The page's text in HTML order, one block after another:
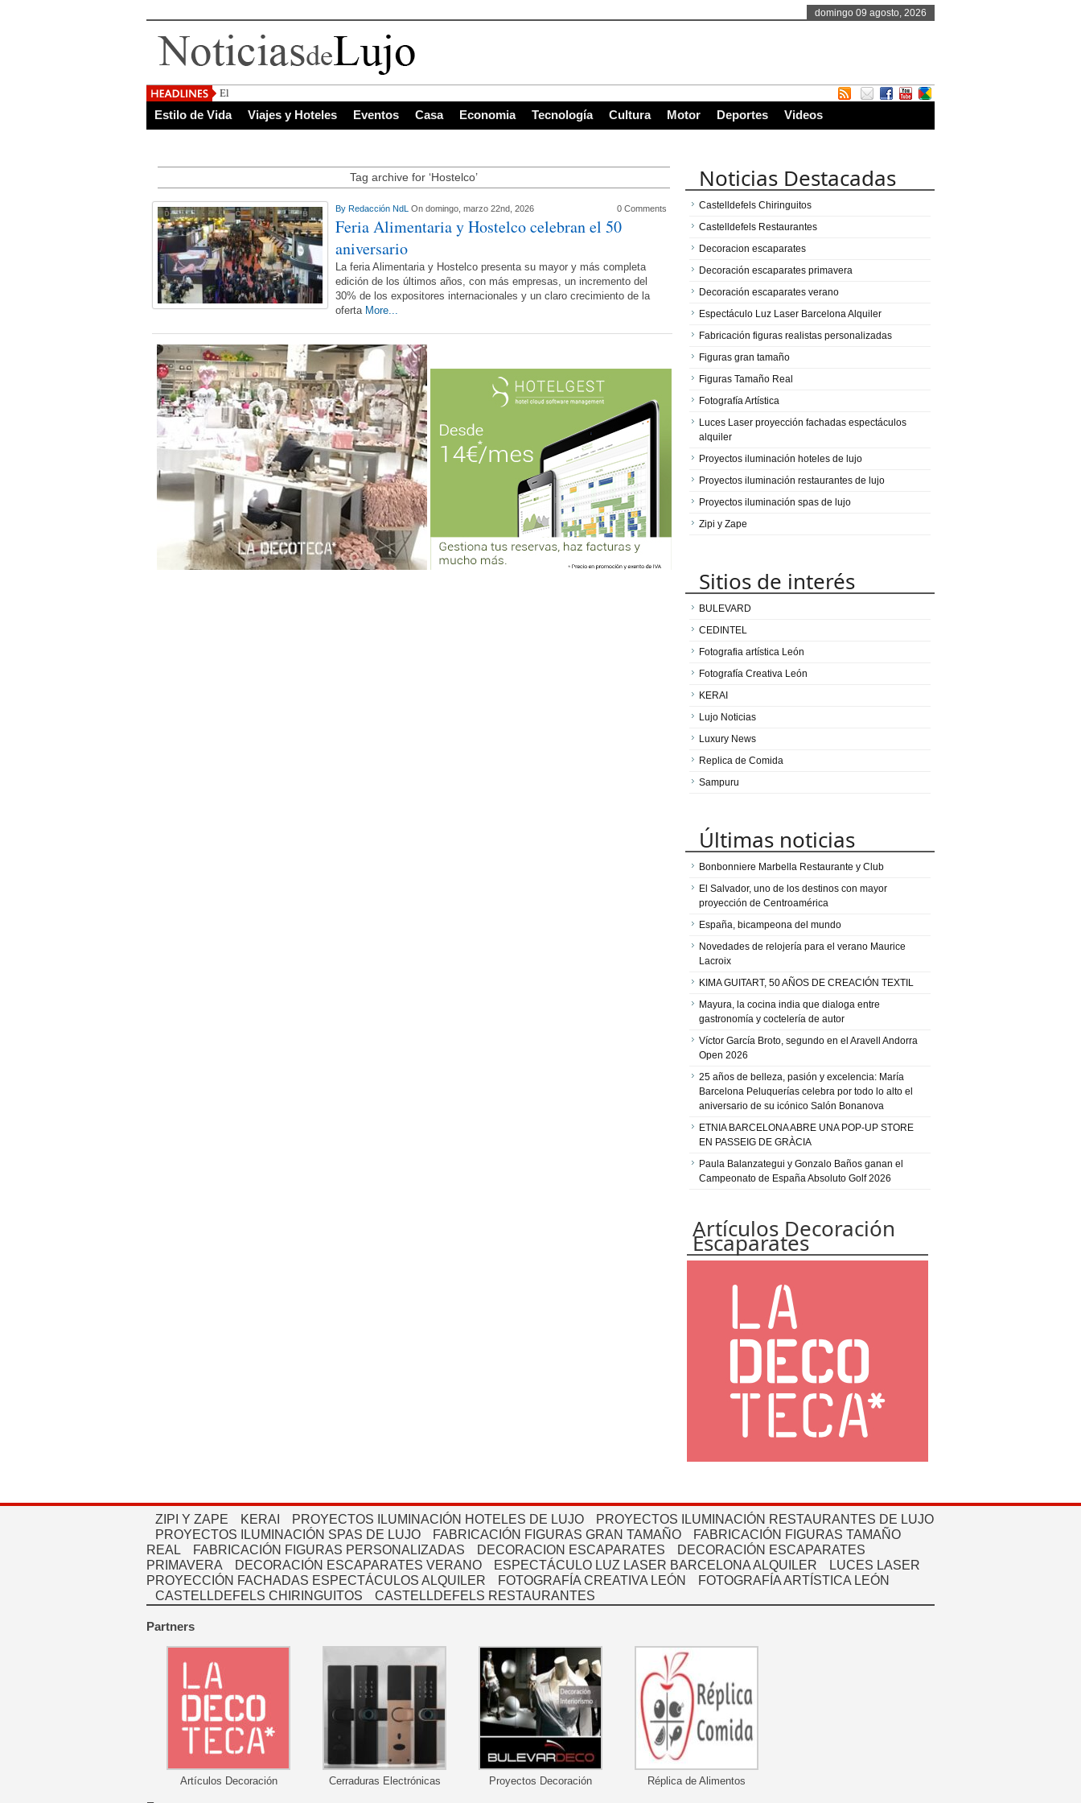
domingo 09 agosto, 2026
El Salvador, uno de l
Estilo de Vida Viajes y Hoteles Eventos Casa Economia Tecnología Cultura Motor Deportes Videos
Tag archive for ‘Hostelco’
By Redacción NdL On domingo, marzo 22nd, 2026 0 Comments
Feria Alimentaria y Hostelco celebran el 50
aniversario
La feria Alimentaria y Hostelco presenta su mayor y más completa
edición de los últimos años, con más empresas, un incremento del
30% de los expositores internacionales y un claro crecimiento de la
oferta More...
Noticias Destacadas
Castelldefels Chiringuitos
Castelldefels Restaurantes
Decoracion escaparates
Decoración escaparates primavera
Decoración escaparates verano
Espectáculo Luz Laser Barcelona Alquiler
Fabricación figuras realistas personalizadas
Figuras gran tamaño
Figuras Tamaño Real
Fotografía Artística
Luces Laser proyección fachadas espectáculos
alquiler
Proyectos iluminación hoteles de lujo
Proyectos iluminación restaurantes de lujo
Proyectos iluminación spas de lujo
Zipi y Zape
Sitios de interés
BULEVARD
CEDINTEL
Fotografia artística León
Fotografía Creativa León
KERAI
Lujo Noticias
Luxury News
Replica de Comida
Sampuru
Últimas noticias
Bonbonniere Marbella Restaurante y Club
El Salvador, uno de los destinos con mayor
proyección de Centroamérica
España, bicampeona del mundo
Novedades de relojería para el verano Maurice
Lacroix
KIMA GUITART, 50 AÑOS DE CREACIÓN TEXTIL
Mayura, la cocina india que dialoga entre
gastronomía y coctelería de autor
Víctor García Broto, segundo en el Aravell Andorra
Open 2026
25 años de belleza, pasión y excelencia: María
Barcelona Peluquerías celebra por todo lo alto el
aniversario de su icónico Salón Bonanova
ETNIA BARCELONA ABRE UNA POP-UP STORE
EN PASSEIG DE GRÀCIA
Paula Balanzategui y Gonzalo Baños ganan el
Campeonato de España Absoluto Golf 2026
Artículos Decoración
Escaparates
ZIPI Y ZAPE KERAI PROYECTOS ILUMINACIÓN HOTELES DE LUJO
PROYECTOS ILUMINACIÓN RESTAURANTES DE LUJO
PROYECTOS ILUMINACIÓN SPAS DE LUJO
FABRICACIÓN FIGURAS GRAN TAMAÑO
FABRICACIÓN FIGURAS TAMAÑO
REAL
FABRICACIÓN FIGURAS PERSONALIZADAS DECORACION ESCAPARATES
DECORACIÓN ESCAPARATES
PRIMAVERA
DECORACIÓN ESCAPARATES VERANO ESPECTÁCULO LUZ LASER BARCELONA ALQUILER
LUCES LASER
PROYECCIÓN FACHADAS ESPECTÁCULOS ALQUILER
FOTOGRAFÍA CREATIVA LEÓN
FOTOGRAFÍA ARTÍSTICA LEÓN
CASTELLDEFELS CHIRINGUITOS
CASTELLDEFELS RESTAURANTES
Partners
Artículos Decoración Cerraduras Electrónicas Proyectos Decoración Réplica de Alimentos